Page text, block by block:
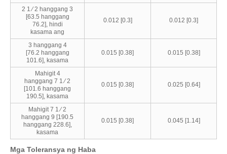
2 1 ⁄ 2 hanggang 3
[63.5 hanggang
76.2], hindi
kasama ang
0.012 [0.3] 0.012 [0.3]
3 hanggang 4
[76.2 hanggang
101.6], kasama
0.015 [0.38] 0.015 [0.38]
Mahigit 4
hanggang 7 1 ⁄ 2
[101.6 hanggang
190.5], kasama
0.015 [0.38] 0.025 [0.64]
Mahigit 7 1 ⁄ 2
hanggang 9 [190.5
hanggang 228.6],
kasama
0.015 [0.38] 0.045 [1.14]
Mga Toleransya ng Haba